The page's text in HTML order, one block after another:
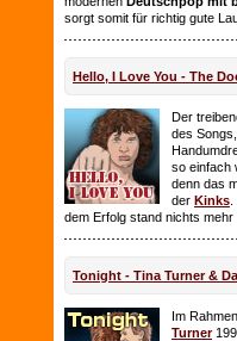
sorgt somit für richtig gute
Hello, I Love You - The
Der
des
so einfach
denn das
der Kinks
dem Erfolg stand nichts mehr
Tonight - Tina Turner &
Im
Turner